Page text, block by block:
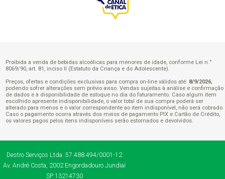
Proibida a venda de bebidas alcoólicas para menores de idade, conforme Lei n.°
8069/90, art. 81, inciso II (Estatuto da Criança e do Adolescente).
Preços, ofertas e condições exclusivas para compra on-line válidos até: 8/9/2026,
podendo sofrer alterações sem prévio aviso. Vendas sujeitas à análise e confirmação
de dados e à disponibilidade de estoque no dia do faturamento. Caso algum item
escolhido apresente indisponibilidade, o valor total de sua compra poderá ser
alterado para menos e o valor correspondente ao item indisponível, não será cobrado.
Caso o pagamento ocorra através dos meios de pagamento PIX e Cartão de Crédito,
os valores pagos pelos itens indisponíveis serão estornados e devolvidos.
Destro Serviços Ltda. 57.488.494/0001-12
Av. André Costa, 2002 Engordadouro Jundiaí
SP 13214730